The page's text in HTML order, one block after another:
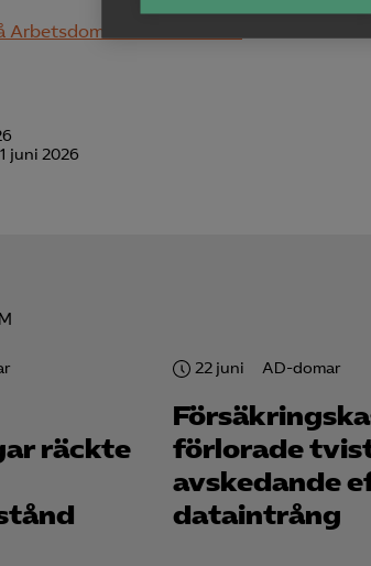

Analys-cookies
Analyseringscookies
LinkedIn Insight
Leadfeeder
Microsoft Ads
Arbetsdomstolens hemsida
1 juni 2026
räckte
22 juni AD-domar
förlorade
avskedande
dataintrång